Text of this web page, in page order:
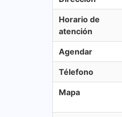
Horario de
atención
Agendar
Télefono
Mapa